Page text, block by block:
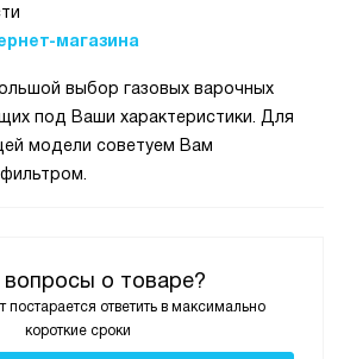
вопросы о товаре?
ответить в максимально
короткие сроки
магазина
выбор газовых варочных
под Ваши характеристики. Для
модели советуем Вам